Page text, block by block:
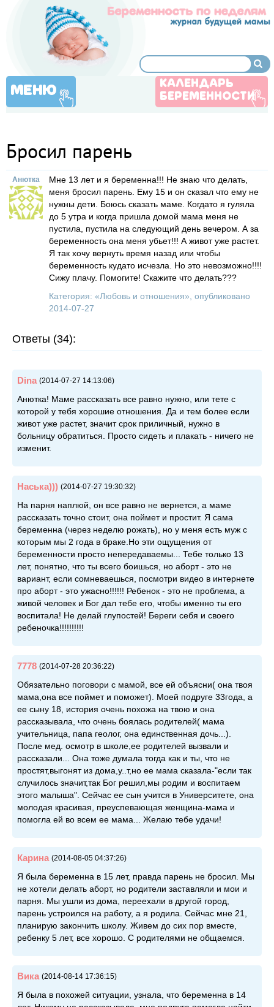
МЕНЮ
КАЛЕНДАРЬ
БЕРЕМЕННОСТИ
Бросил парень
Анютка
Мне 13 лет и я беременна!!! Не знаю что делать,
меня бросил парень. Ему 15 и он сказал что ему не
нужны дети. Боюсь сказать маме. Когдато я гуляла
до 5 утра и когда пришла домой мама меня не
пустила, пустила на следующий день вечером. А за
беременность она меня убьет!!! А живот уже растет.
Я так хочу вернуть время назад или чтобы
беременность кудато исчезла. Но это невозможно!!!!
Сижу плачу. Помогите! Скажите что делать???
Категория: «Любовь и отношения», опубликовано
2014-07-27
Ответы (34):
Dina (2014-07-27 14:13:06)
Анютка! Маме рассказать все равно нужно, или тете с
которой у тебя хорошие отношения. Да и тем более если
живот уже растет, значит срок приличный, нужно в
больницу обратиться. Просто сидеть и плакать - ничего не
изменит.
Наська))) (2014-07-27 19:30:32)
На парня наплюй, он все равно не вернется, а маме
рассказать точно стоит, она поймет и простит. Я сама
беременна (через неделю рожать), но у меня есть муж с
которым мы 2 года в браке.Но эти ощущения от
беременности просто непередаваемы... Тебе только 13
лет, понятно, что ты всего боишься, но аборт - это не
вариант, если сомневаешься, посмотри видео в интернете
про аборт - это ужасно!!!!!! Ребенок - это не проблема, а
живой человек и Бог дал тебе его, чтобы именно ты его
воспитала! Не делай глупостей! Береги себя и своего
ребеночка!!!!!!!!!!
7778 (2014-07-28 20:36:22)
Обязательно поговори с мамой, все ей объясни( она твоя
мама,она все поймет и поможет). Моей подруге 33года, а
ее сыну 18, история очень похожа на твою и она
рассказывала, что очень боялась родителей( мама
учительница, папа геолог, она единственная дочь...).
После мед. осмотр в школе,ее родителей вызвали и
рассказали... Она тоже думала тогда как и ты, что не
простят,выгонят из дома,у..т,но ее мама сказала-"если так
случилось значит,так Бог решил,мы родим и воспитаем
этого малыша". Сейчас ее сын учится в Университете, она
молодая красивая, преуспевающая женщина-мама и
помогла ей во всем ее мама... Желаю тебе удачи!
Карина (2014-08-05 04:37:26)
Я была беременна в 15 лет, правда парень не бросил. Мы
не хотели делать аборт, но родители заставляли и мои и
парня. Мы ушли из дома, переехали в другой город,
парень устроился на работу, а я родила. Сейчас мне 21,
планирую закончить школу. Живем до сих пор вместе,
ребенку 5 лет, все хорошо. С родителями не общаемся.
Вика (2014-08-14 17:36:15)
Я была в похожей ситуации, узнала, что беременна в 14